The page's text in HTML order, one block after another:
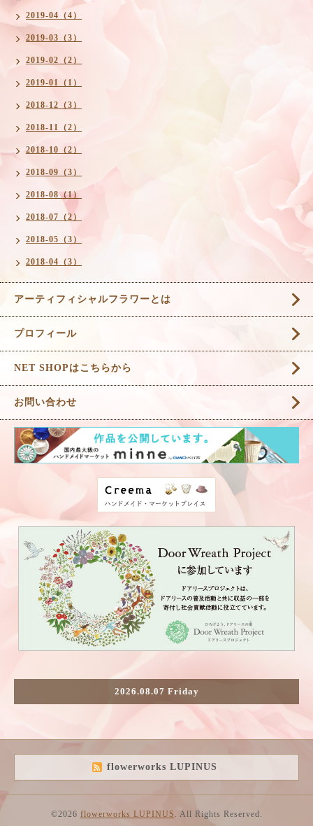
2019-04（4）
2019-03（3）
2019-02（2）
2019-01（1）
2018-12（3）
2018-11（2）
2018-10（2）
2018-09（3）
2018-08（1）
2018-07（2）
2018-05（3）
2018-04（3）
アーティフィシャルフラワーとは
プロフィール
NET SHOPはこちらから
お問い合わせ
2026.08.07 Friday
flowerworks LUPINUS
©2026 flowerworks LUPINUS . All Rights Reserved.